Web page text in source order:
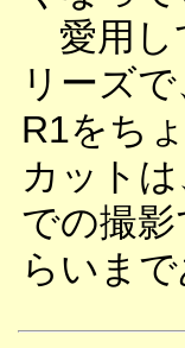
愛用し
リーズ
R1をち
カット
での撮
らいま